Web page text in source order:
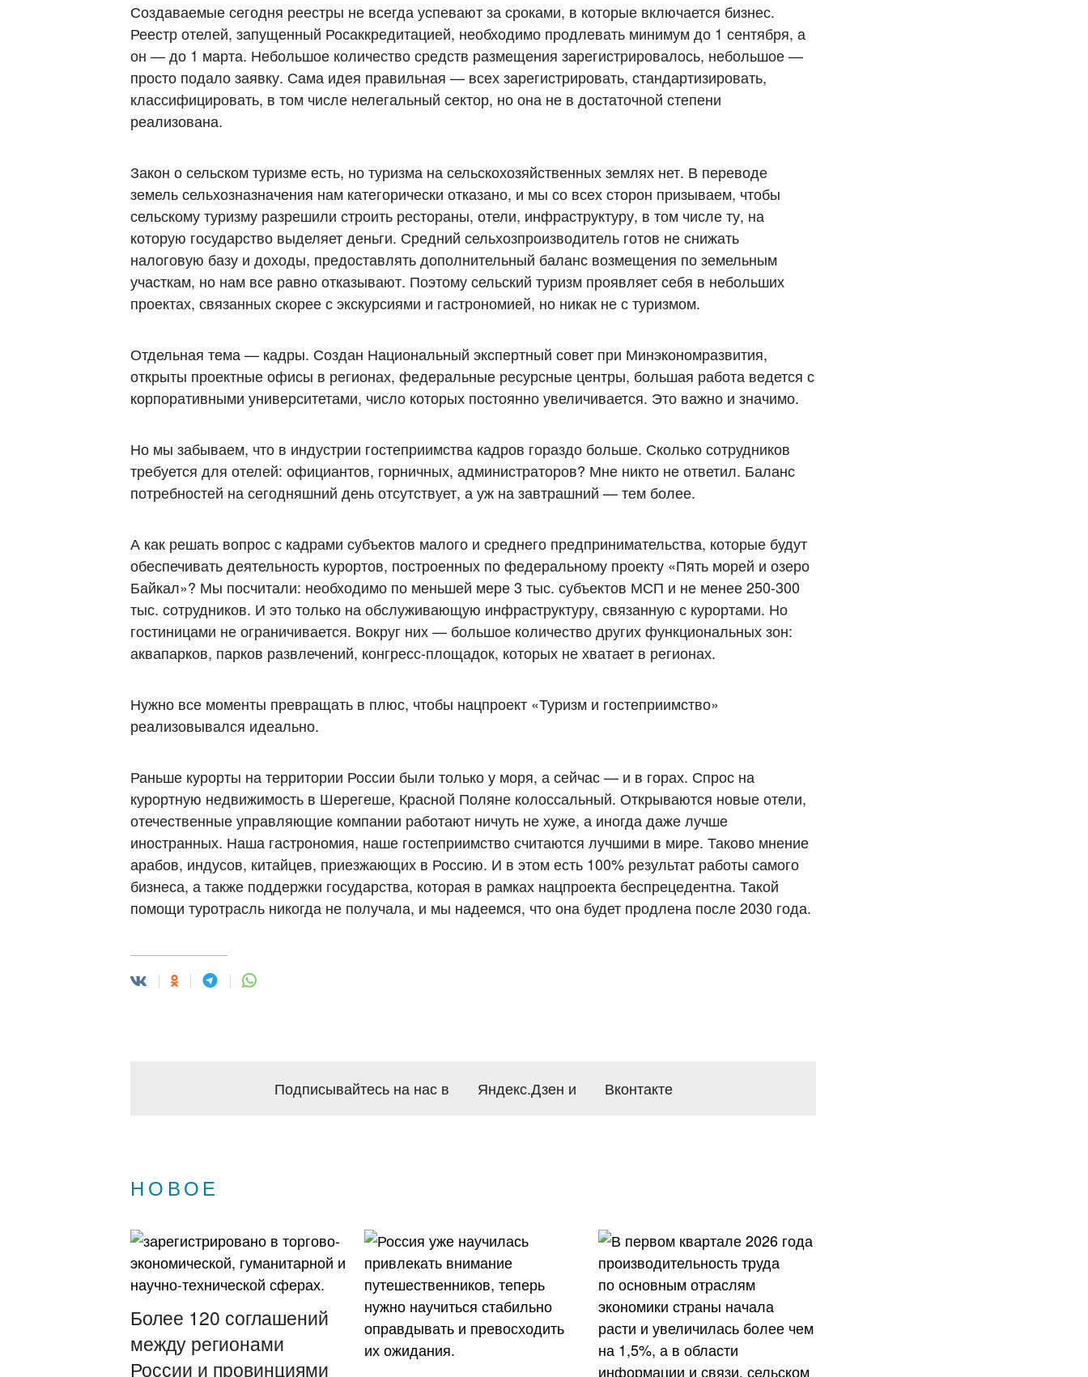
Создаваемые сегодня реестры не всегда успевают за сроками, в которые включается бизнес.
Реестр отелей, запущенный Росаккредитацией, необходимо продлевать минимум до 1 сентября, а
он — до 1 марта. Небольшое количество средств размещения зарегистрировалось, небольшое —
просто подало заявку. Сама идея правильная — всех зарегистрировать, стандартизировать,
классифицировать, в том числе нелегальный сектор, но она не в достаточной степени
реализована.
Закон о сельском туризме есть, но туризма на сельскохозяйственных землях нет. В переводе
земель сельхозназначения нам категорически отказано, и мы со всех сторон призываем, чтобы
сельскому туризму разрешили строить рестораны, отели, инфраструктуру, в том числе ту, на
которую государство выделяет деньги. Средний сельхозпроизводитель готов не снижать
налоговую базу и доходы, предоставлять дополнительный баланс возмещения по земельным
участкам, но нам все равно отказывают. Поэтому сельский туризм проявляет себя в небольших
проектах, связанных скорее с экскурсиями и гастрономией, но никак не с туризмом.
Отдельная тема — кадры. Создан Национальный экспертный совет при Минэкономразвития,
открыты проектные офисы в регионах, федеральные ресурсные центры, большая работа ведется с
корпоративными университетами, число которых постоянно увеличивается. Это важно и значимо.
Но мы забываем, что в индустрии гостеприимства кадров гораздо больше. Сколько сотрудников
требуется для отелей: официантов, горничных, администраторов? Мне никто не ответил. Баланс
потребностей на сегодняшний день отсутствует, а уж на завтрашний — тем более.
А как решать вопрос с кадрами субъектов малого и среднего предпринимательства, которые будут
обеспечивать деятельность курортов, построенных по федеральному проекту «Пять морей и озеро
Байкал»? Мы посчитали: необходимо по меньшей мере 3 тыс. субъектов МСП и не менее 250-300
тыс. сотрудников. И это только на обслуживающую инфраструктуру, связанную с курортами. Но
гостиницами не ограничивается. Вокруг них — большое количество других функциональных зон:
аквапарков, парков развлечений, конгресс-площадок, которых не хватает в регионах.
Нужно все моменты превращать в плюс, чтобы нацпроект «Туризм и гостеприимство»
реализовывался идеально.
Раньше курорты на территории России были только у моря, а сейчас — и в горах. Спрос на
курортную недвижимость в Шерегеше, Красной Поляне колоссальный. Открываются новые отели,
отечественные управляющие компании работают ничуть не хуже, а иногда даже лучше
иностранных. Наша гастрономия, наше гостеприимство считаются лучшими в мире. Таково мнение
арабов, индусов, китайцев, приезжающих в Россию. И в этом есть 100% результат работы самого
бизнеса, а также поддержки государства, которая в рамках нацпроекта беспрецедентна. Такой
помощи туротрасль никогда не получала, и мы надеемся, что она будет продлена после 2030 года.
Подписывайтесь на нас в Яндекс.Дзен и Вконтакте
НОВОЕ
Более 120 соглашений
между регионами
России и провинциями